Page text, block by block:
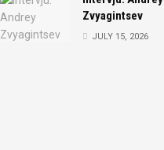
Zvyagintsev
JULY 15, 2026